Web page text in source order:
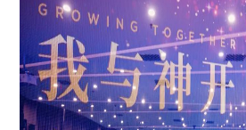
+86 021-54332841
г. Шанхай, р-н. Миньхан, ул. Пусин,
Все авторские права защищены
производству нефтехимического